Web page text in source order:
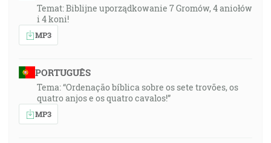
Temat: Biblijne uporządkowanie 7 Gromów, 4 aniołów
i 4 koni!
MP3
PORTUGUÊS
Tema: “Ordenação bíblica sobre os sete trovões, os
quatro anjos e os quatro cavalos!”
MP3